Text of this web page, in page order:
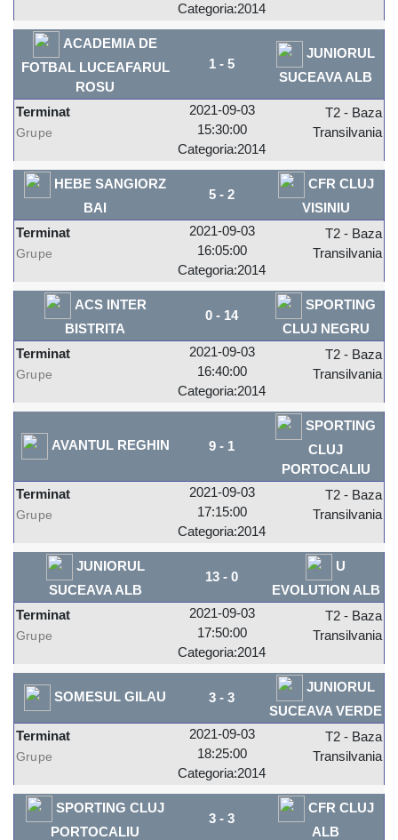
Categoria:2014
ACADEMIA DE
FOTBAL LUCEAFARUL
ROSU
1 - 5
JUNIORUL
SUCEAVA ALB
Terminat
Grupe
2021-09-03
15:30:00
Categoria:2014
T2 - Baza
Transilvania
HEBE SANGIORZ
BAI
5 - 2
CFR CLUJ
VISINIU
Terminat
Grupe
2021-09-03
16:05:00
Categoria:2014
T2 - Baza
Transilvania
ACS INTER
BISTRITA
0 - 14
SPORTING
CLUJ NEGRU
Terminat
Grupe
2021-09-03
16:40:00
Categoria:2014
T2 - Baza
Transilvania
AVANTUL REGHIN 9 - 1
SPORTING
CLUJ
PORTOCALIU
Terminat
Grupe
2021-09-03
17:15:00
Categoria:2014
T2 - Baza
Transilvania
JUNIORUL
SUCEAVA ALB
13 - 0
U
EVOLUTION ALB
Terminat
Grupe
2021-09-03
17:50:00
Categoria:2014
T2 - Baza
Transilvania
SOMESUL GILAU 3 - 3
JUNIORUL
SUCEAVA VERDE
Terminat
Grupe
2021-09-03
18:25:00
Categoria:2014
T2 - Baza
Transilvania
SPORTING CLUJ
PORTOCALIU
3 - 3
CFR CLUJ
ALB